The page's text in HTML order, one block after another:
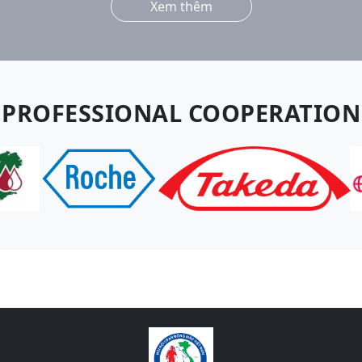
Xem thêm
PROFESSIONAL COOPERATION